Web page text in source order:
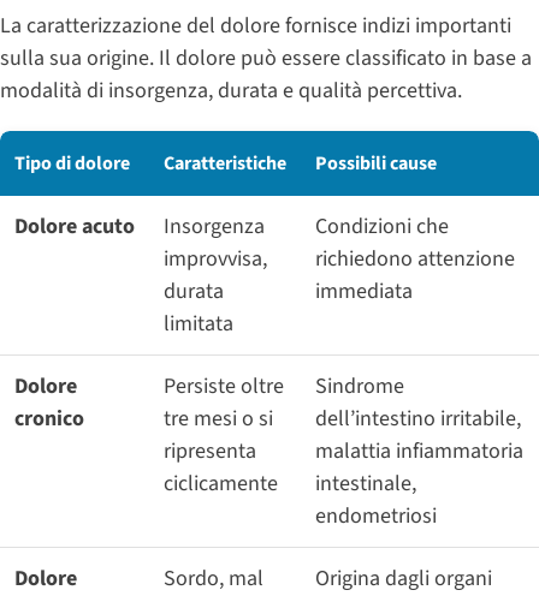
La caratterizzazione del dolore fornisce indizi importanti
sulla sua origine. Il dolore può essere classificato in base a
modalità di insorgenza, durata e qualità percettiva.
Tipo di dolore Caratteristiche Possibili cause
Dolore acuto
Insorgenza
improvvisa,
durata
limitata
Condizioni che
richiedono attenzione
immediata
Dolore
cronico
Persiste oltre
tre mesi o si
ripresenta
ciclicamente
Sindrome
dell’intestino irritabile,
malattia infiammatoria
intestinale,
endometriosi
Dolore
Sordo, mal
Origina dagli organi